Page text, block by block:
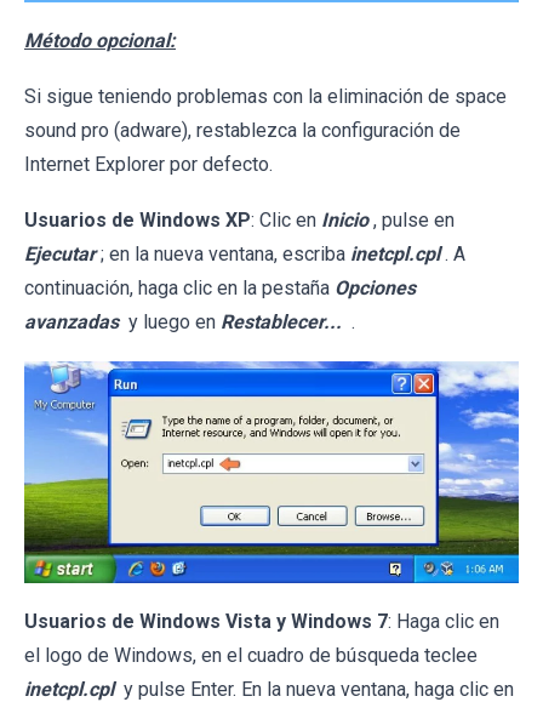
Método opcional:
Si sigue teniendo problemas con la eliminación de space
sound pro (adware), restablezca la configuración de
Internet Explorer por defecto.
Usuarios de Windows XP: Clic en Inicio , pulse en
Ejecutar ; en la nueva ventana, escriba inetcpl.cpl . A
continuación, haga clic en la pestaña Opciones
avanzadas y luego en Restablecer... .
Usuarios de Windows Vista y Windows 7: Haga clic en
el logo de Windows, en el cuadro de búsqueda teclee
inetcpl.cpl y pulse Enter. En la nueva ventana, haga clic en